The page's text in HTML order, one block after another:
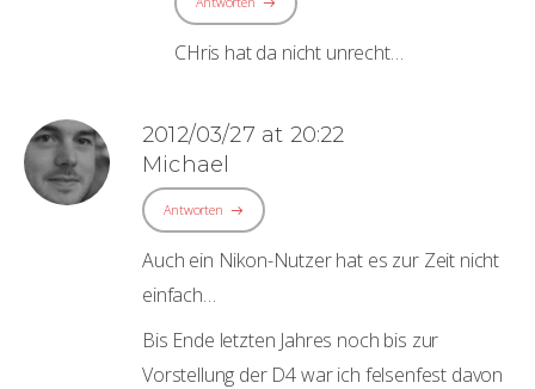
CHris hat da nicht unrecht…
2012/03/27 at 20:22
Michael
Antworten
Auch ein Nikon-Nutzer hat es zur Zeit nicht
einfach…
Bis Ende letzten Jahres noch bis zur
Vorstellung der D4 war ich felsenfest davon